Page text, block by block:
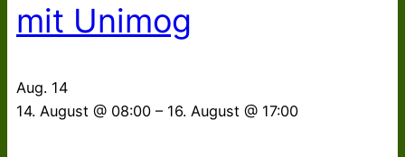
mit Unimog
Aug. 14
14. August @ 08:00 – 16. August @ 17:00